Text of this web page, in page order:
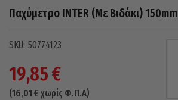
Παχύμετρο INTER (με Βιδάκι) 150mm
50774123
19,85€
(16,01 € χωρίς Φ.Π.Α)